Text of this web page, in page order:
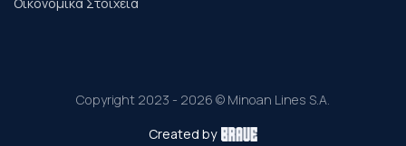
Copyright 2023 - 2026 © Minoan Lines S.A.
Created by